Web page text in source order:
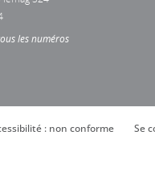
les numéros
Se
: non conforme